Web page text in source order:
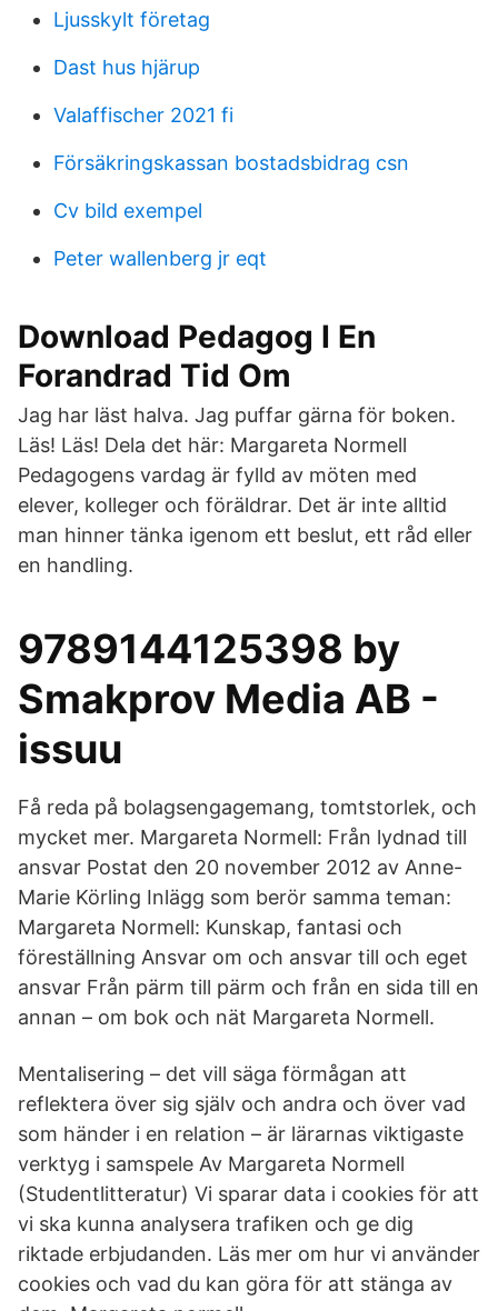
Ljusskylt företag
Dast hus hjärup
Valaffischer 2021 fi
Försäkringskassan bostadsbidrag csn
Cv bild exempel
Peter wallenberg jr eqt
Download Pedagog I En
Forandrad Tid Om
Jag har läst halva. Jag puffar gärna för boken.
Läs! Läs! Dela det här: Margareta Normell
Pedagogens vardag är fylld av möten med
elever, kolleger och föräldrar. Det är inte alltid
man hinner tänka igenom ett beslut, ett råd eller
en handling.
9789144125398 by
Smakprov Media AB -
issuu
Få reda på bolagsengagemang, tomtstorlek, och
mycket mer. Margareta Normell: Från lydnad till
ansvar Postat den 20 november 2012 av Anne-
Marie Körling Inlägg som berör samma teman:
Margareta Normell: Kunskap, fantasi och
föreställning Ansvar om och ansvar till och eget
ansvar Från pärm till pärm och från en sida till en
annan – om bok och nät Margareta Normell.
Mentalisering – det vill säga förmågan att
reflektera över sig själv och andra och över vad
som händer i en relation – är lärarnas viktigaste
verktyg i samspele Av Margareta Normell
(Studentlitteratur) Vi sparar data i cookies för att
vi ska kunna analysera trafiken och ge dig
riktade erbjudanden. Läs mer om hur vi använder
cookies och vad du kan göra för att stänga av